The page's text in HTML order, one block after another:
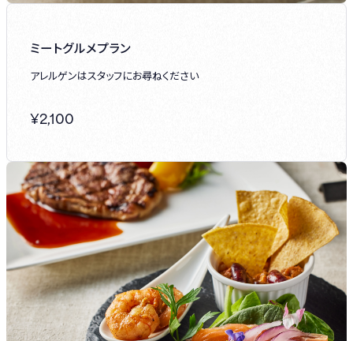
ミートグルメプラン
アレルゲンはスタッフにお尋ねください
¥2,100